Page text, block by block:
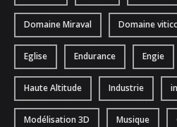
Domaine Miraval Domaine
Eglise Endurance Engie
Haute Altitude Industrie
Modélisation 3D Musique